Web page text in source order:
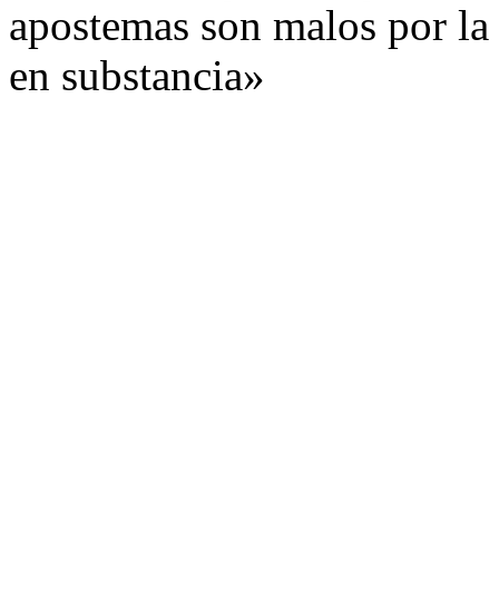
apostemas son malos por
en substancia»